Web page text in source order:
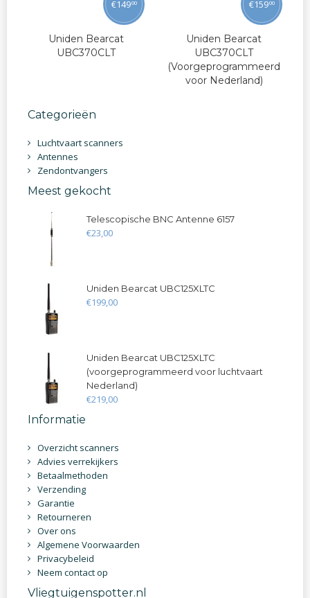
Uniden Bearcat
UBC370CLT
€14900
Uniden Bearcat
UBC370CLT
(Voorgeprogrammeerd
voor Nederland)
€15900
Categorieën
Luchtvaart scanners
Antennes
Zendontvangers
Meest gekocht
Telescopische BNC Antenne 6157
€23,00
Uniden Bearcat UBC125XLTC
€199,00
Uniden Bearcat UBC125XLTC
(voorgeprogrammeerd voor luchtvaart
Nederland)
€219,00
Informatie
Overzicht scanners
Advies verrekijkers
Betaalmethoden
Verzending
Garantie
Retourneren
Over ons
Algemene Voorwaarden
Privacybeleid
Neem contact op
Vliegtuigenspotter.nl